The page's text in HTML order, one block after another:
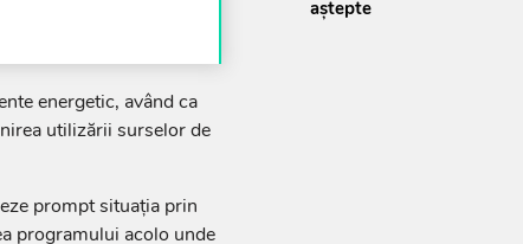
energetic, având ca
utilizării surselor de
prompt situația prin
programului acolo unde
aștepte